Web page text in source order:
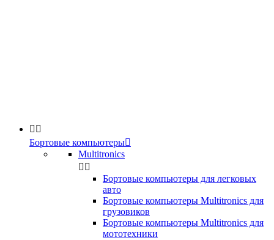
 
Бортовые компьютеры
Multitronics
 
Бортовые компьютеры для легковых
авто
Бортовые компьютеры Multitronics для
грузовиков
Бортовые компьютеры Multitronics для
мототехники